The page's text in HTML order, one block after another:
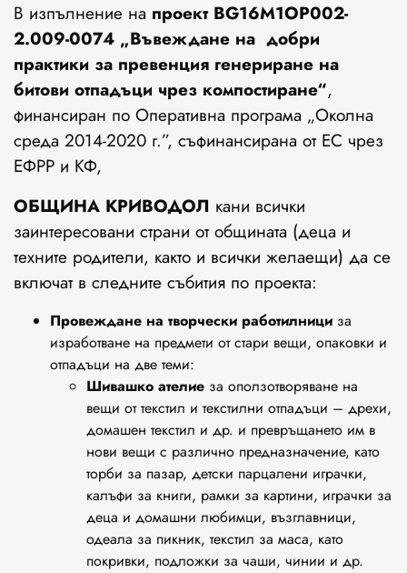
В изпълнение на проект BG16M1OP002-
2.009-0074 „Въвеждане на добри
практики за превенция генериране на
битови отпадъци чрез компостиране“,
финансиран по Оперативна програма „Околна
среда 2014-2020 г.”, съфинансирана от ЕС чрез
ЕФРР и КФ,
ОБЩИНА КРИВОДОЛ кани всички
заинтересовани страни от общината (деца и
техните родители, както и всички желаещи) да се
включат в следните събития по проекта:
Провеждане на творчески работилници за
изработване на предмети от стари вещи, опаковки и
отпадъци на две теми:
Шивашко ателие за оползотворяване на
вещи от текстил и текстилни отпадъци – дрехи,
домашен текстил и др. и превръщането им в
нови вещи с различно предназначение, като
торби за пазар, детски парцалени играчки,
калъфи за книги, рамки за картини, играчки за
деца и домашни любимци, възглавници,
одеала за пикник, текстил за маса, като
покривки, подложки за чаши, чинии и др.